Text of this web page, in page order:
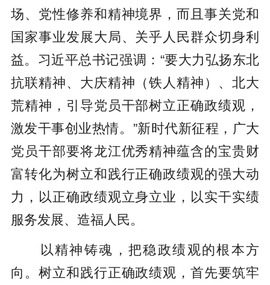
场、党性修养和精神境界，而且事关党和
国家事业发展大局、关乎人民群众切身利
益。习近平总书记强调：“要大力弘扬东北
抗联精神、大庆精神（铁人精神）、北大
荒精神，引导党员干部树立正确政绩观，
激发干事创业热情。”新时代新征程，广大
党员干部要将龙江优秀精神蕴含的宝贵财
富转化为树立和践行正确政绩观的强大动
力，以正确政绩观立身立业，以实干实绩
服务发展、造福人民。
以精神铸魂，把稳政绩观的根本方
向。树立和践行正确政绩观，首先要筑牢